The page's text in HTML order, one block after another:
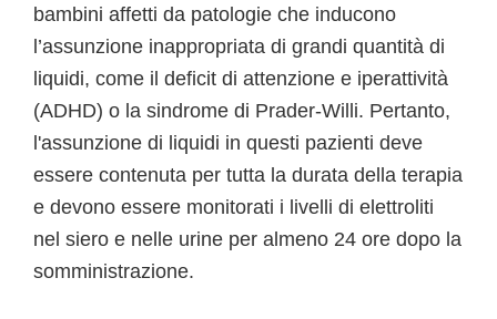
bambini affetti da patologie che inducono
l’assunzione inappropriata di grandi quantità di
liquidi, come il deficit di attenzione e iperattività
(ADHD) o la sindrome di Prader-Willi. Pertanto,
l'assunzione di liquidi in questi pazienti deve
essere contenuta per tutta la durata della terapia
e devono essere monitorati i livelli di elettroliti
nel siero e nelle urine per almeno 24 ore dopo la
somministrazione.